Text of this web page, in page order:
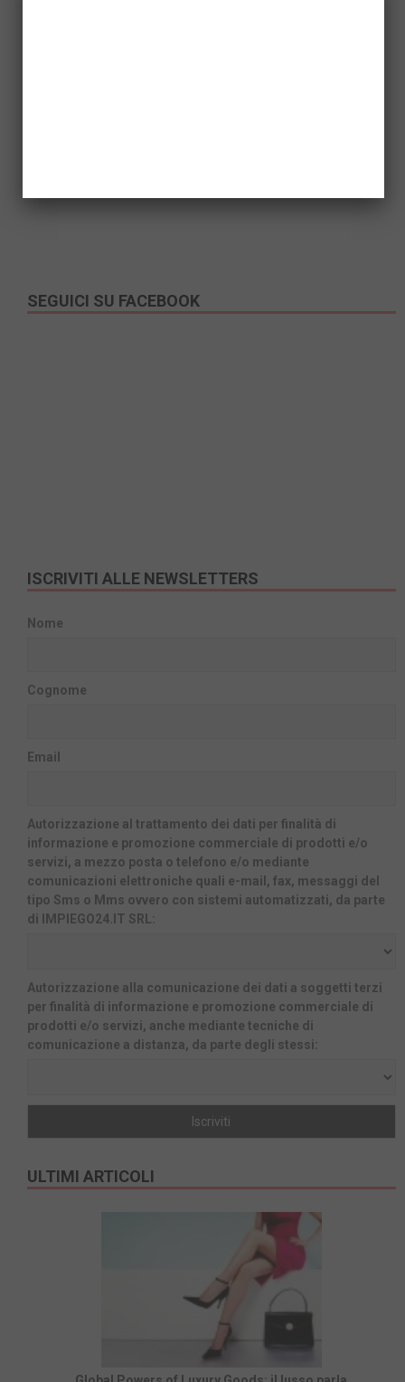
SEGUICI SU FACEBOOK
ISCRIVITI ALLE NEWSLETTERS
Nome
Cognome
Email
Autorizzazione al trattamento dei dati per finalità di
informazione e promozione commerciale di prodotti e/o
servizi, a mezzo posta o telefono e/o mediante
comunicazioni elettroniche quali e-mail, fax, messaggi del
tipo Sms o Mms ovvero con sistemi automatizzati, da parte
di IMPIEGO24.IT SRL:
Autorizzazione alla comunicazione dei dati a soggetti terzi
per finalità di informazione e promozione commerciale di
prodotti e/o servizi, anche mediante tecniche di
comunicazione a distanza, da parte degli stessi:
ULTIMI ARTICOLI